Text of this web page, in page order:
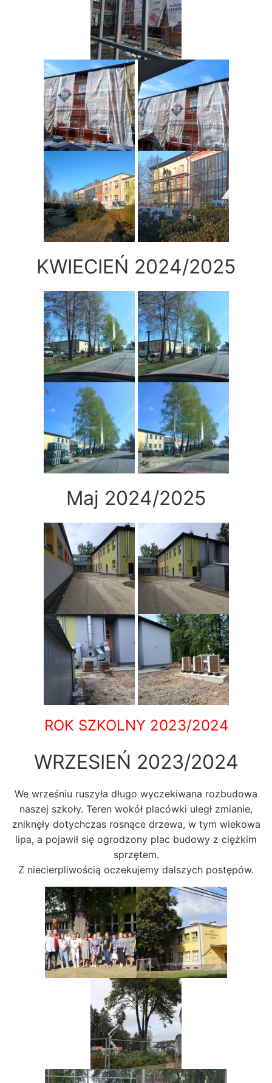
KWIECIEŃ 2024/2025
Maj 2024/2025
ROK SZKOLNY 2023/2024
WRZESIEŃ 2023/2024
We wrześniu ruszyła długo wyczekiwana rozbudowa
naszej szkoły. Teren wokół placówki uległ zmianie,
zniknęły dotychczas rosnące drzewa, w tym wiekowa
lipa, a pojawił się ogrodzony plac budowy z ciężkim
sprzętem.
Z niecierpliwością oczekujemy dalszych postępów.